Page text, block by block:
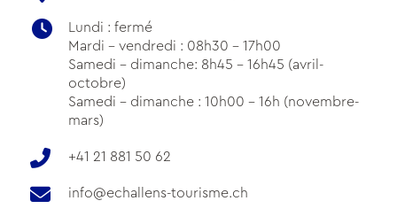
Lundi : fermé
Mardi - vendredi : 08h30 - 17h00
Samedi - dimanche: 8h45 - 16h45 (avril-
octobre)
Samedi - dimanche : 10h00 - 16h (novembre-
mars)
+41 21 881 50 62
info@echallens-tourisme.ch